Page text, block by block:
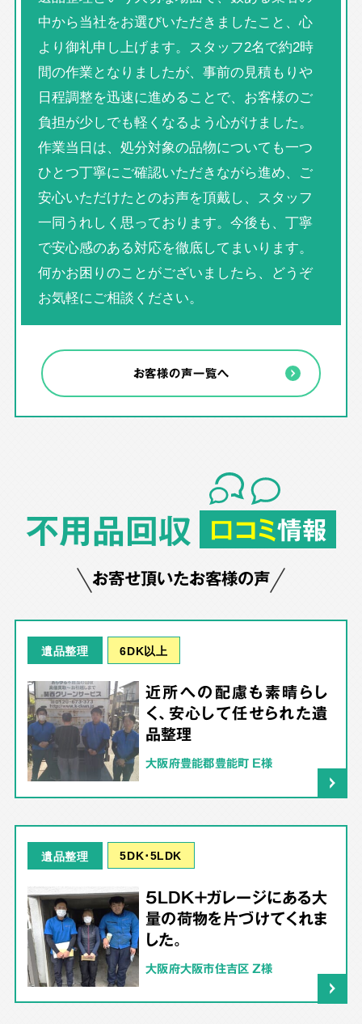
中から当社をお選びいただきましたこと、心
より御礼申し上げます。スタッフ2名で約2時
間の作業となりましたが、事前の見積もりや
日程調整を迅速に進めることで、お客様のご
負担が少しでも軽くなるよう心がけました。
作業当日は、処分対象の品物についても一つ
ひとつ丁寧にご確認いただきながら進め、ご
安心いただけたとのお声を頂戴し、スタッフ
一同うれしく思っております。今後も、丁寧
で安心感のある対応を徹底してまいります。
何かお困りのことがございましたら、どうぞ
お気軽にご相談ください。
お客様の声一覧へ
不用品回収 口コミ情報
お寄せ頂いたお客様の声
遺品整理 6DK以上
近所への配慮も素晴らし
く、安心して任せられた遺
品整理
大阪府豊能郡豊能町 E様
遺品整理 5DK･5LDK
5LDK＋ガレージにある大
量の荷物を片づけてくれま
した。
大阪府大阪市住吉区 Z様